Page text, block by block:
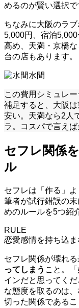
めるのが賢い選択で
ちなみに大阪のラ
5,000円、宿泊
高め、天満・京橋
台の店もあります。
水間
この費用シミュレ
補足すると、大阪
安い。天満なら2人
ラ。コスパで言え
セフレ関係
ル
セフレは「作る」
筆者が試行錯誤の
めのルールを5つ紹
RULE
恋愛感情を持ち込ま
セフレ関係が壊れる
ってしまう こと。
インだと思ってく
な態度を取るのは
切った関係であるこ